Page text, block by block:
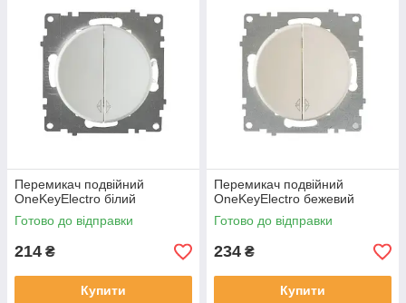
Перемикач подвійний
OneKeyElectro білий
Готово до відправки
214 ₴
Купити
Перемикач подвійний
OneKeyElectro бежевий
Готово до відправки
234 ₴
Купити